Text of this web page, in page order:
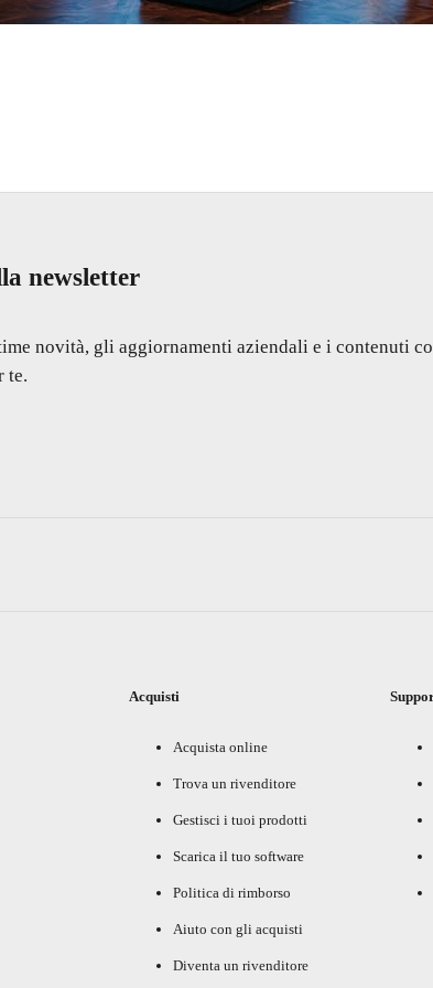
newsletter
novità, gli aggiornamenti aziendali e i contenuti
te.
Acquisti
Acquista online
Trova un rivenditore
Gestisci i tuoi prodotti
Scarica il tuo software
Politica di rimborso
Aiuto con gli acquisti
Diventa un rivenditore